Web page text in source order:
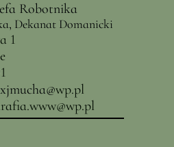
Robotnika
Dekanat Domanicki
1
xjmucha@wp.pl